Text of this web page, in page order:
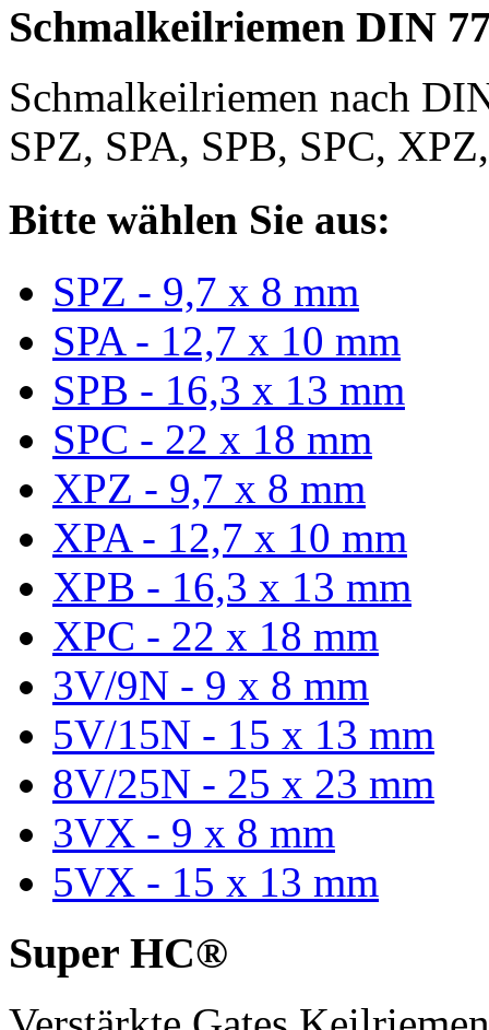
Schmalkeilriemen DIN
Schmalkeilriemen nach
SPZ, SPA, SPB, SPC,
Bitte wählen Sie aus:
SPZ - 9,7 x 8 mm
SPA - 12,7 x 10 mm
SPB - 16,3 x 13 mm
SPC - 22 x 18 mm
XPZ - 9,7 x 8 mm
XPA - 12,7 x 10 mm
XPB - 16,3 x 13 mm
XPC - 22 x 18 mm
3V/9N - 9 x 8 mm
5V/15N - 15 x 13 mm
8V/25N - 25 x 23 mm
3VX - 9 x 8 mm
5VX - 15 x 13 mm
Super HC®